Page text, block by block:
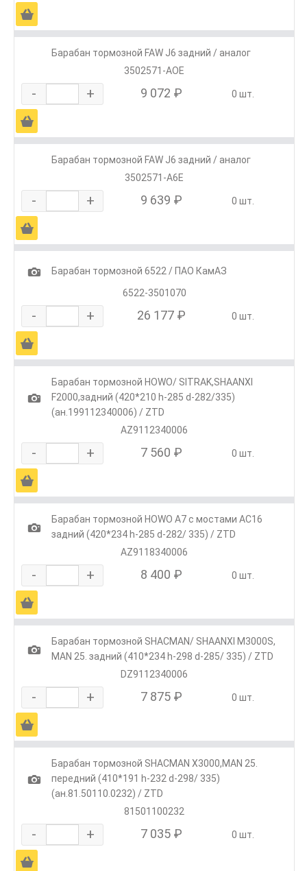
Ä
Барабан тормозной FAW J6 задний / аналог
3502571-AOE
- + 9 072 ₽ 0 шт.
Ä
Барабан тормозной FAW J6 задний / аналог
3502571-A6E
- + 9 639 ₽ 0 шт.
Ä
1
Барабан тормозной 6522 / ПАО КамАЗ
6522-3501070
- + 26 177 ₽ 0 шт.
Ä
1
Барабан тормозной HOWO/ SITRAK,SHAANXI
F2000,задний (420*210 h-285 d-282/335)
(ан.199112340006) / ZTD
AZ9112340006
- + 7 560 ₽ 0 шт.
Ä
1
Барабан тормозной HOWO A7 с мостами AC16
задний (420*234 h-285 d-282/ 335) / ZTD
AZ9118340006
- + 8 400 ₽ 0 шт.
Ä
1
Барабан тормозной SHACMAN/ SHAANXI M3000S,
MAN 25. задний (410*234 h-298 d-285/ 335) / ZTD
DZ9112340006
- + 7 875 ₽ 0 шт.
Ä
1
Барабан тормозной SHACMAN Х3000,MAN 25.
передний (410*191 h-232 d-298/ 335)
(ан.81.50110.0232) / ZTD
81501100232
- + 7 035 ₽ 0 шт.
Ä